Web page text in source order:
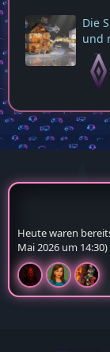
Die
und
Heute waren
Mai 2026 um 14:30)